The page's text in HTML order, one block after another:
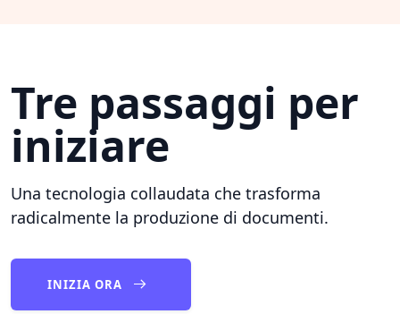
Tre passaggi per
iniziare
Una tecnologia collaudata che trasforma
radicalmente la produzione di documenti.
INIZIA ORA